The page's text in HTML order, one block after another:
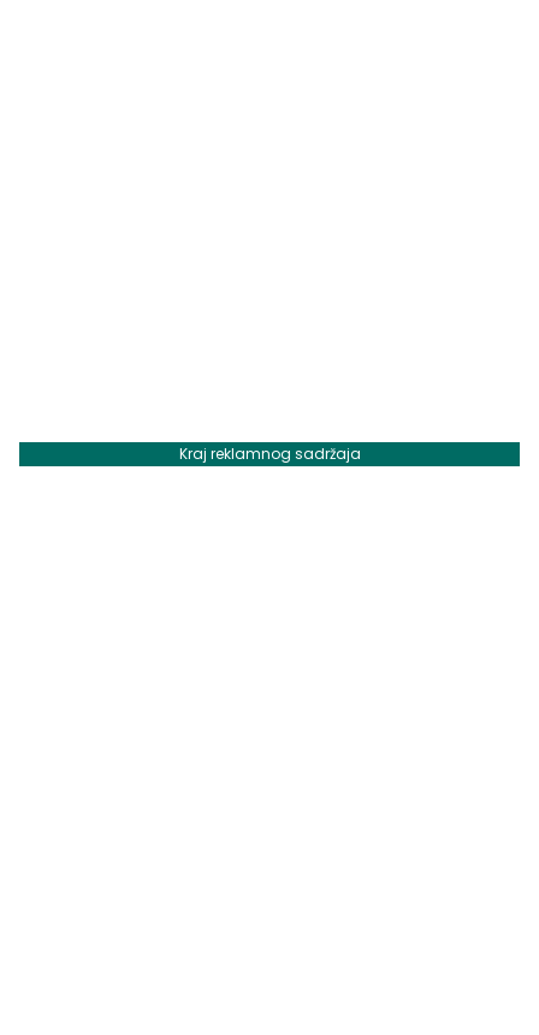
Kraj reklamnog sadržaja